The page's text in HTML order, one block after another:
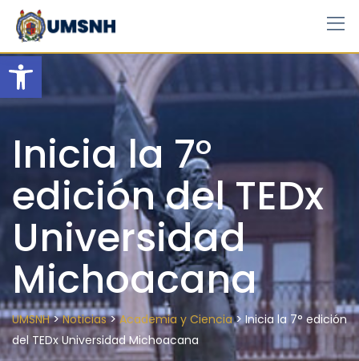
Open toolbar
Skip
content
Inicia la 7°
edición del TEDx
Universidad
Michoacana
UMSNH>Noticias>Academia y Ciencia>Inicia la 7° edición
del TEDx Universidad Michoacana